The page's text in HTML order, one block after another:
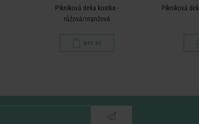
Pikniková deka kostka -
růžová/oranžová
849 Kč
Pikniková